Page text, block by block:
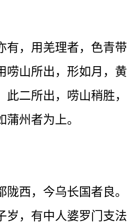
有，用羌理者，色青带
唠山所出，形如月，黄
此二所出，唠山稍胜，
州者为上。
陇西，今乌长国者良。
岁，有中人婆罗门支法